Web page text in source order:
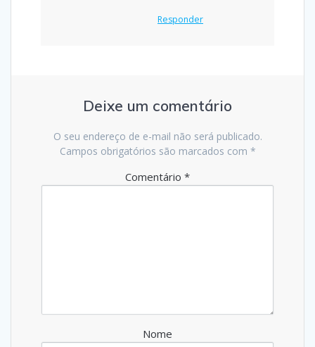
Responder
Deixe um comentário
O seu endereço de e-mail não será publicado.
Campos obrigatórios são marcados com *
Comentário *
Nome